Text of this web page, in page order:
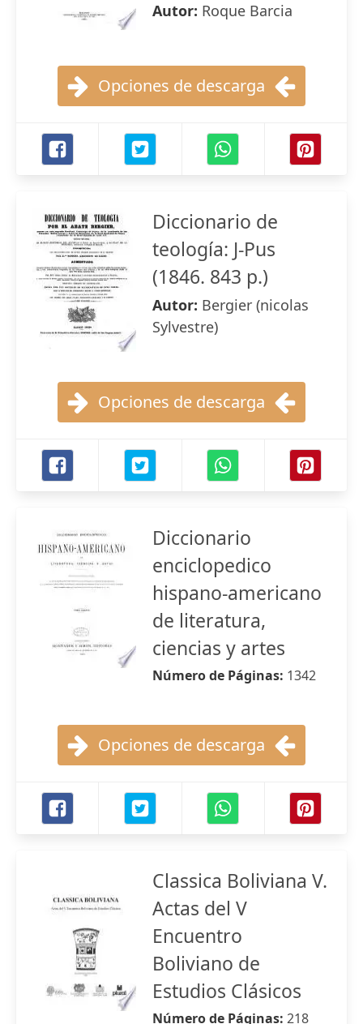
Autor: Roque Barcia
Opciones de descarga
Diccionario de
teología: J-Pus
(1846. 843 p.)
Autor: Bergier (nicolas
Sylvestre)
Opciones de descarga
Diccionario
enciclopedico
hispano-americano
de literatura,
ciencias y artes
Número de Páginas: 1342
Opciones de descarga
Classica Boliviana V.
Actas del V
Encuentro
Boliviano de
Estudios Clásicos
Número de Páginas: 218